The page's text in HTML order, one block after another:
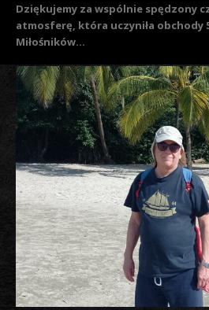
Dziękujemy za wspólnie spędzony
atmosferę, która uczyniła obchody
Miłośników...